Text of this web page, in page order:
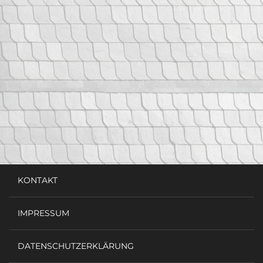
KONTAKT
IMPRESSUM
DATENSCHUTZERKLÄRUNG